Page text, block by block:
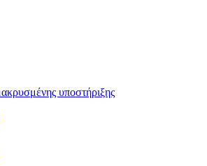
υποστήριξης